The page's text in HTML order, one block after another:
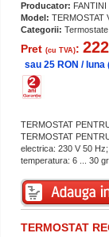
Producator: FANTINI
Model: TERMOSTAT
Categorii:
Pret (cu TVA):
sau 25 RON / luna
TERMOSTAT
TERMOSTAT
electrica: 230 V 50
temperatura: 6 ... 30
TERMOSTAT